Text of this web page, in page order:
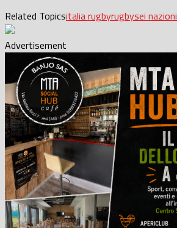
Related Topicsitalia rugbyrugbysei nazioni
Advertisement